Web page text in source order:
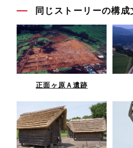
同じストーリーの構
正面ヶ原Ａ遺跡